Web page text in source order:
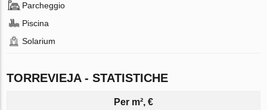
Parcheggio
Piscina
Solarium
TORREVIEJA - STATISTICHE
Per m², €